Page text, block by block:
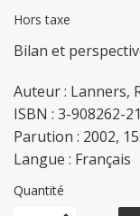
Hors taxe
Bilan et
Auteur : Lanners,
ISBN : 3-908262-
Parution : 2002,
Langue : Français
Quantité